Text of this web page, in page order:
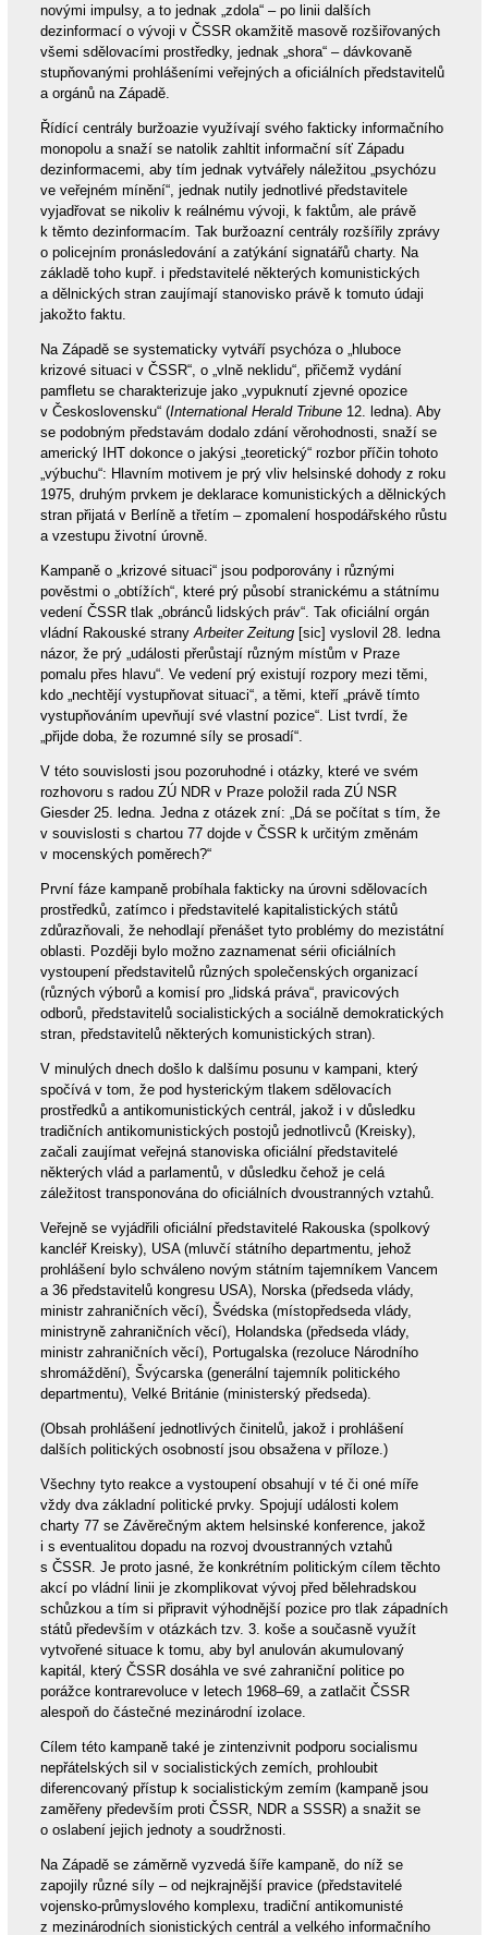
novými impulsy, a to jednak „zdola“ – po linii dalších
dezinformací o vývoji v ČSSR okamžitě masově rozšiřovaných
všemi sdělovacími prostředky, jednak „shora“ – dávkovaně
stupňovanými prohlášeními veřejných a oficiálních představitelů
a orgánů na Západě.
Řídící centrály buržoazie využívají svého fakticky informačního
monopolu a snaží se natolik zahltit informační síť Západu
dezinformacemi, aby tím jednak vytvářely náležitou „psychózu
ve veřejném mínění“, jednak nutily jednotlivé představitele
vyjadřovat se nikoliv k reálnému vývoji, k faktům, ale právě
k těmto dezinformacím. Tak buržoazní centrály rozšířily zprávy
o policejním pronásledování a zatýkání signatářů charty. Na
základě toho kupř. i představitelé některých komunistických
a dělnických stran zaujímají stanovisko právě k tomuto údaji
jakožto faktu.
Na Západě se systematicky vytváří psychóza o „hluboce
krizové situaci v ČSSR“, o „vlně neklidu“, přičemž vydání
pamfletu se charakterizuje jako „vypuknutí zjevné opozice
v Československu“ (International Herald Tribune12. ledna). Aby
se podobným představám dodalo zdání věrohodnosti, snaží se
americký IHT dokonce o jakýsi „teoretický“ rozbor příčin tohoto
„výbuchu“: Hlavním motivem je prý vliv helsinské dohody z roku
1975, druhým prvkem je deklarace komunistických a dělnických
stran přijatá v Berlíně a třetím – zpomalení hospodářského růstu
a vzestupu životní úrovně.
Kampaně o „krizové situaci“ jsou podporovány i různými
pověstmi o „obtížích“, které prý působí stranickému a státnímu
vedení ČSSR tlak „obránců lidských práv“. Tak oficiální orgán
vládní Rakouské strany Arbeiter Zeitung[sic] vyslovil 28. ledna
názor, že prý „události přerůstají různým místům v Praze
pomalu přes hlavu“. Ve vedení prý existují rozpory mezi těmi,
kdo „nechtějí vystupňovat situaci“, a těmi, kteří „právě tímto
vystupňováním upevňují své vlastní pozice“. List tvrdí, že
„přijde doba, že rozumné síly se prosadí“.
V této souvislosti jsou pozoruhodné i otázky, které ve svém
rozhovoru s radou ZÚ NDR v Praze položil rada ZÚ NSR
Giesder 25. ledna. Jedna z otázek zní: „Dá se počítat s tím, že
v souvislosti s chartou 77 dojde v ČSSR k určitým změnám
v mocenských poměrech?“
První fáze kampaně probíhala fakticky na úrovni sdělovacích
prostředků, zatímco i představitelé kapitalistických států
zdůrazňovali, že nehodlají přenášet tyto problémy do mezistátní
oblasti. Později bylo možno zaznamenat sérii oficiálních
vystoupení představitelů různých společenských organizací
(různých výborů a komisí pro „lidská práva“, pravicových
odborů, představitelů socialistických a sociálně demokratických
stran, představitelů některých komunistických stran).
V minulých dnech došlo k dalšímu posunu v kampani, který
spočívá v tom, že pod hysterickým tlakem sdělovacích
prostředků a antikomunistických centrál, jakož i v důsledku
tradičních antikomunistických postojů jednotlivců (Kreisky),
začali zaujímat veřejná stanoviska oficiální představitelé
některých vlád a parlamentů, v důsledku čehož je celá
záležitost transponována do oficiálních dvoustranných vztahů.
Veřejně se vyjádřili oficiální představitelé Rakouska (spolkový
kancléř Kreisky), USA (mluvčí státního departmentu, jehož
prohlášení bylo schváleno novým státním tajemníkem Vancem
a 36 představitelů kongresu USA), Norska (předseda vlády,
ministr zahraničních věcí), Švédska (místopředseda vlády,
ministryně zahraničních věcí), Holandska (předseda vlády,
ministr zahraničních věcí), Portugalska (rezoluce Národního
shromáždění), Švýcarska (generální tajemník politického
departmentu), Velké Británie (ministerský předseda).
(Obsah prohlášení jednotlivých činitelů, jakož i prohlášení
dalších politických osobností jsou obsažena v příloze.)
Všechny tyto reakce a vystoupení obsahují v té či oné míře
vždy dva základní politické prvky. Spojují události kolem
charty 77 se Závěrečným aktem helsinské konference, jakož
i s eventualitou dopadu na rozvoj dvoustranných vztahů
s ČSSR. Je proto jasné, že konkrétním politickým cílem těchto
akcí po vládní linii je zkomplikovat vývoj před bělehradskou
schůzkou a tím si připravit výhodnější pozice pro tlak západních
států především v otázkách tzv. 3. koše a současně využít
vytvořené situace k tomu, aby byl anulován akumulovaný
kapitál, který ČSSR dosáhla ve své zahraniční politice po
porážce kontrarevoluce v letech 1968–69, a zatlačit ČSSR
alespoň do částečné mezinárodní izolace.
Cílem této kampaně také je zintenzivnit podporu socialismu
nepřátelských sil v socialistických zemích, prohloubit
diferencovaný přístup k socialistickým zemím (kampaně jsou
zaměřeny především proti ČSSR, NDR a SSSR) a snažit se
o oslabení jejich jednoty a soudržnosti.
Na Západě se záměrně vyzvedá šíře kampaně, do níž se
zapojily různé síly – od nejkrajnější pravice (představitelé
vojensko-průmyslového komplexu, tradiční antikomunisté
z mezinárodních sionistických centrál a velkého informačního